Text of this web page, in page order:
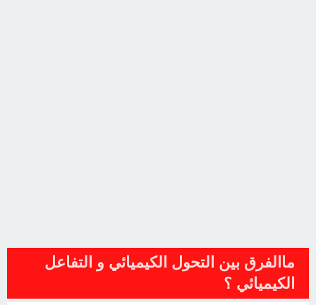
ماالفرق بين التحول الكيميائي و التفاعل
الكيميائي ؟